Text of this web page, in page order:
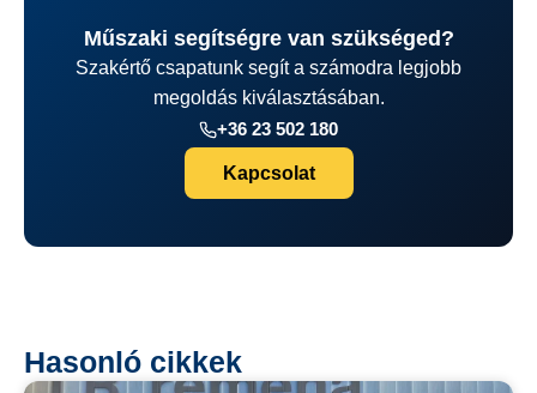
Műszaki segítségre van szükséged?
Szakértő csapatunk segít a számodra legjobb
megoldás kiválasztásában.
+36 23 502 180
Kapcsolat
Hasonló cikkek